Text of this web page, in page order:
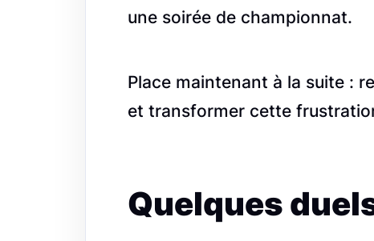
une soirée de championnat.
Place maintenant à la suite :
et transformer cette
Quelques